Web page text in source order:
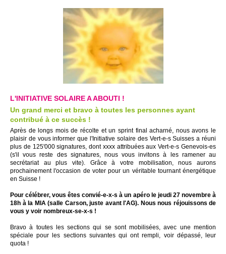
L'INITIATIVE SOLAIRE A ABOUTI !
Un grand merci et bravo à toutes les personnes ayant
contribué à ce succès !
Après de longs mois de récolte et un sprint final acharné, nous avons le
plaisir de vous informer que l'Initiative solaire des Vert-e-s Suisses a réuni
plus de 125'000 signatures, dont xxxx attribuées aux Vert-e-s Genevois-es
(s'il vous reste des signatures, nous vous invitons à les ramener au
secrétariat au plus vite). Grâce à votre mobilisation, nous aurons
prochainement l'occasion de voter pour un véritable tournant énergétique
en Suisse !
Pour célébrer, vous êtes convié-e-x-s à un apéro le jeudi 27 novembre à
18h à la MIA (salle Carson, juste avant l'AG). Nous nous réjouissons de
vous y voir nombreux-se-x-s !
Bravo à toutes les sections qui se sont mobilisées, avec une mention
spéciale pour les sections suivantes qui ont rempli, voir dépassé, leur
quota !